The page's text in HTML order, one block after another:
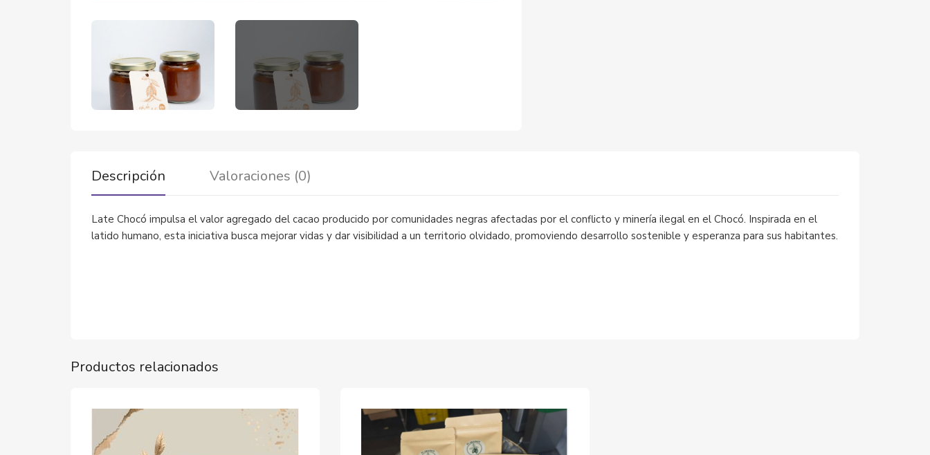
Descripción Valoraciones (0)
Late Chocó impulsa el valor agregado del cacao producido por comunidades negras afectadas por el conflicto y minería ilegal en el Chocó. Inspirada en el
latido humano, esta iniciativa busca mejorar vidas y dar visibilidad a un territorio olvidado, promoviendo desarrollo sostenible y esperanza para sus habitantes.
Productos relacionados